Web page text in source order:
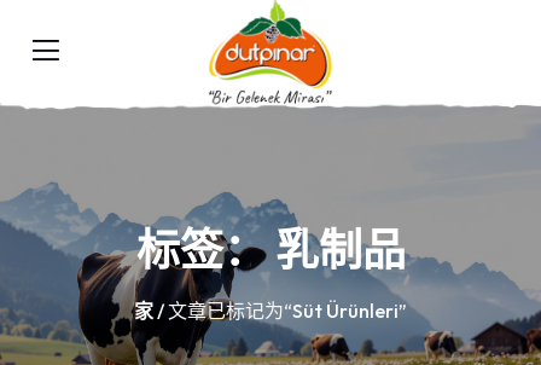
标签：乳制品
家/ 文章已标记为“Süt Ürünleri”